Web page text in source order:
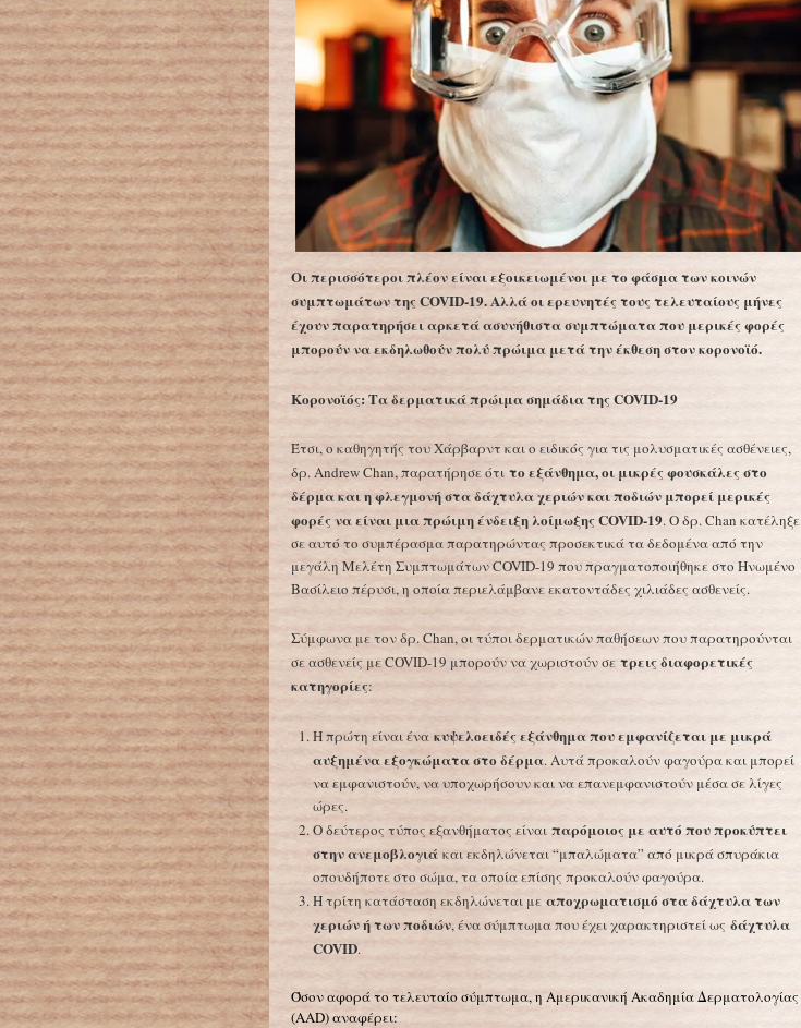
Οι περισσότεροι πλέον είναι εξοικειωμένοι με το φάσμα των κοινών
συμπτωμάτων της COVID-19. Αλλά οι ερευνητές τους τελευταίους μήνες
έχουν παρατηρήσει αρκετά ασυνήθιστα συμπτώματα που μερικές φορές
μπορούν να εκδηλωθούν πολύ πρώιμα μετά την έκθεση στον κορονοϊό.
Κορονοϊός: Τα δερματικά πρώιμα σημάδια της COVID-19
Έτσι, ο καθηγητής του Χάρβαρντ και ο ειδικός για τις μολυσματικές ασθένειες,
δρ. Andrew Chan, παρατήρησε ότι το εξάνθημα, οι μικρές φουσκάλες στο
δέρμα και η φλεγμονή στα δάχτυλα χεριών και ποδιών μπορεί μερικές
φορές να είναι μια πρώιμη ένδειξη λοίμωξης COVID-19. Ο δρ. Chan κατέληξε
σε αυτό το συμπέρασμα παρατηρώντας προσεκτικά τα δεδομένα από την
μεγάλη Μελέτη Συμπτωμάτων COVID-19 που πραγματοποιήθηκε στο Ηνωμένο
Βασίλειο πέρυσι, η οποία περιελάμβανε εκατοντάδες χιλιάδες ασθενείς.
Σύμφωνα με τον δρ. Chan, οι τύποι δερματικών παθήσεων που παρατηρούνται
σε ασθενείς με COVID-19 μπορούν να χωριστούν σε τρεις διαφορετικές
κατηγορίες:
Η πρώτη είναι ένα κυψελοειδές εξάνθημα που εμφανίζεται με μικρά
αυξημένα εξογκώματα στο δέρμα. Αυτά προκαλούν φαγούρα και μπορεί
να εμφανιστούν, να υποχωρήσουν και να επανεμφανιστούν μέσα σε λίγες
ώρες.
Ο δεύτερος τύπος εξανθήματος είναι παρόμοιος με αυτό που προκύπτει
στην ανεμοβλογιάκαι εκδηλώνεται “μπαλώματα” από μικρά σπυράκια
οπουδήποτε στο σώμα, τα οποία επίσης προκαλούν φαγούρα.
Η τρίτη κατάσταση εκδηλώνεται με αποχρωματισμό στα δάχτυλα των
χεριών ή των ποδιών, ένα σύμπτωμα που έχει χαρακτηριστεί ως δάχτυλα
COVID.
Όσον αφορά το τελευταίο σύμπτωμα, η Αμερικανική Ακαδημία Δερματολογίας
(AAD) αναφέρει: